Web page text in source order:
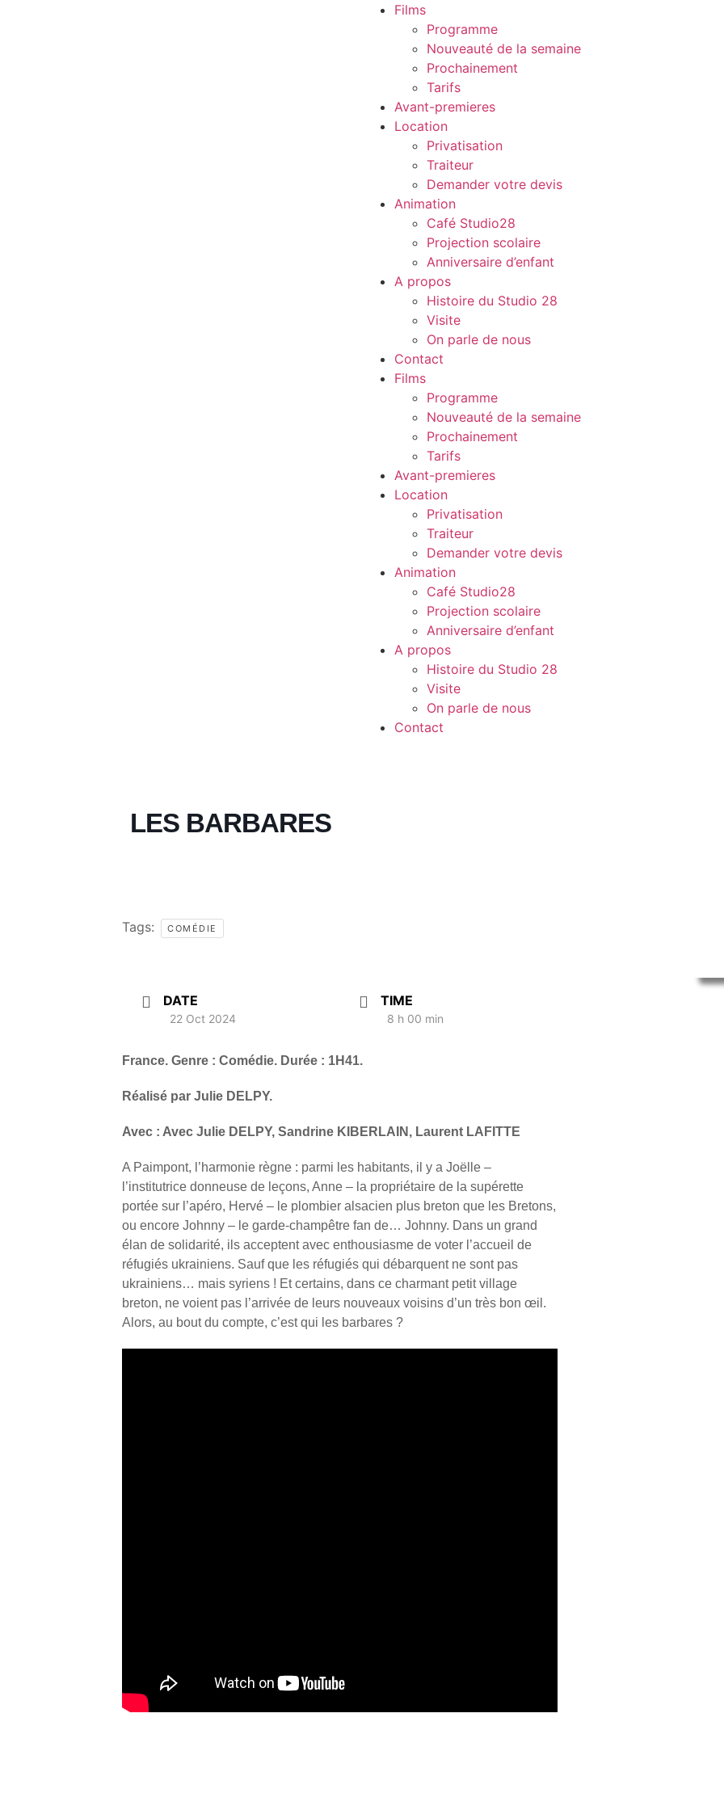
Films
Programme
Nouveauté de la semaine
Prochainement
Tarifs
Avant-premieres
Location
Privatisation
Traiteur
Demander votre devis
Animation
Café Studio28
Projection scolaire
Anniversaire d’enfant
A propos
Histoire du Studio 28
Visite
On parle de nous
Contact
Films
Programme
Nouveauté de la semaine
Prochainement
Tarifs
Avant-premieres
Location
Privatisation
Traiteur
Demander votre devis
Animation
Café Studio28
Projection scolaire
Anniversaire d’enfant
A propos
Histoire du Studio 28
Visite
On parle de nous
Contact
LES BARBARES
Tags: COMÉDIE
DATE
22 Oct 2024
TIME
8 h 00 min
France. Genre : Comédie. Durée : 1H41.
Réalisé par Julie DELPY.
Avec : Avec Julie DELPY, Sandrine KIBERLAIN, Laurent LAFITTE
A Paimpont, l’harmonie règne : parmi les habitants, il y a Joëlle –
l’institutrice donneuse de leçons, Anne – la propriétaire de la supérette
portée sur l’apéro, Hervé – le plombier alsacien plus breton que les Bretons,
ou encore Johnny – le garde-champêtre fan de… Johnny. Dans un grand
élan de solidarité, ils acceptent avec enthousiasme de voter l’accueil de
réfugiés ukrainiens. Sauf que les réfugiés qui débarquent ne sont pas
ukrainiens… mais syriens ! Et certains, dans ce charmant petit village
breton, ne voient pas l’arrivée de leurs nouveaux voisins d’un très bon œil.
Alors, au bout du compte, c’est qui les barbares ?